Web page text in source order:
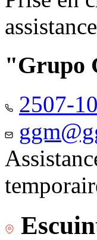
"Grupo
2507-